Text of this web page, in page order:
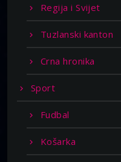
Regija i Svijet
Tuzlanski kanton
Crna hronika
Sport
Fudbal
Košarka